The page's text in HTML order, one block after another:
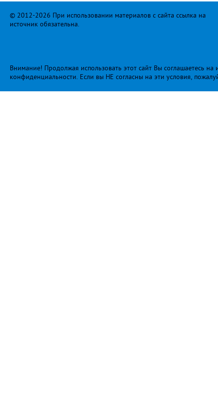
© 2012-2026 При использовании материалов с сайта ссылка на
источник обязательна.
Внимание! Продолжая использовать этот сайт Вы соглашаетесь
конфиденциальности. Если вы НЕ согласны на эти условия,